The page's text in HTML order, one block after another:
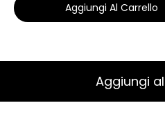
Aggiungi Al Carrello
Aggiungi